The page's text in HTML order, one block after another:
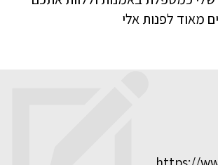
מאוד לפנות אלי